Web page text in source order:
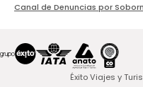
Canal de Denuncias por
Éxito Viajes y